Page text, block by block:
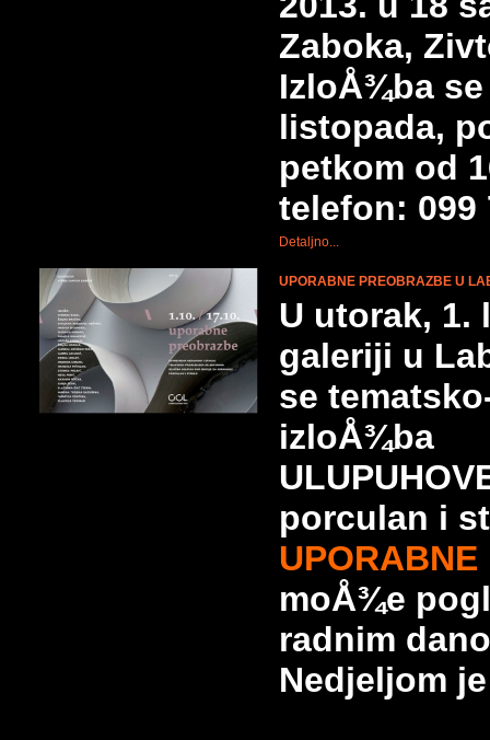
Zaboka,
IzloÅ¾ba
listopada,
petkom od
telefon: 099
Detaljno...
UPORABNE PREOBRAZBE U
U utorak, 1.
galeriji u
se
izloÅ¾ba
porculan i
moÅ¾e
radnim
Nedjeljom